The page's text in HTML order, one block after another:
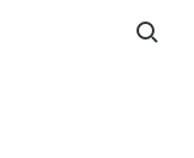
Поиск: